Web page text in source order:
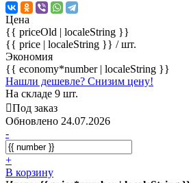
Цена
{{ priceOld | localeString }}
{{ price | localeString }} / шт.
Экономия
{{ economy*number | localeString }}
Нашли дешевле? Снизим цену!
На складе 9 шт.
Под заказ
Обновлено 24.07.2026
-
+
В корзину